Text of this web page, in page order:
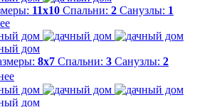
11х10 Спальни: 2 Санузлы: 1
8х7 Спальни: 3 Санузлы: 2